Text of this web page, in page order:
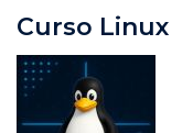
Curso Linux